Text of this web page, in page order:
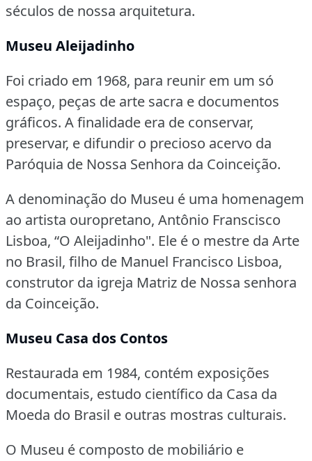
séculos de nossa arquitetura.
Museu Aleijadinho
Foi criado em 1968, para reunir em um só
espaço, peças de arte sacra e documentos
gráficos. A finalidade era de conservar,
preservar, e difundir o precioso acervo da
Paróquia de Nossa Senhora da Coinceição.
A denominação do Museu é uma homenagem
ao artista ouropretano, Antônio Franscisco
Lisboa, “O Aleijadinho". Ele é o mestre da Arte
no Brasil, filho de Manuel Francisco Lisboa,
construtor da igreja Matriz de Nossa senhora
da Coinceição.
Museu Casa dos Contos
Restaurada em 1984, contém exposições
documentais, estudo científico da Casa da
Moeda do Brasil e outras mostras culturais.
O Museu é composto de mobiliário e